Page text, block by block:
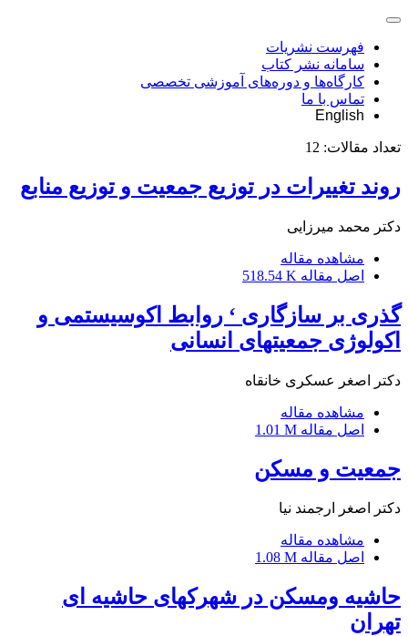
فهرست نشریات
سامانه نشر کتاب
کارگاه‌ها و دوره‌های آموزشی تخصصی
تماس با ما
English
تعداد مقالات: 12
روند تغییرات در توزیع جمعیت و توزیع منابع
دکتر محمد میرزایی
مشاهده مقاله
اصل مقاله 518.54 K
گذری بر سازگاری ‘ روابط اکوسیستمی و
اکولوژی جمعیتهای انسانی
دکتر اصغر عسکری خانقاه
مشاهده مقاله
اصل مقاله 1.01 M
جمعیت و مسکن
دکتر اصغر ارجمند نیا
مشاهده مقاله
اصل مقاله 1.08 M
حاشیه ومسکن در شهرکهای حاشیه ای
تهران